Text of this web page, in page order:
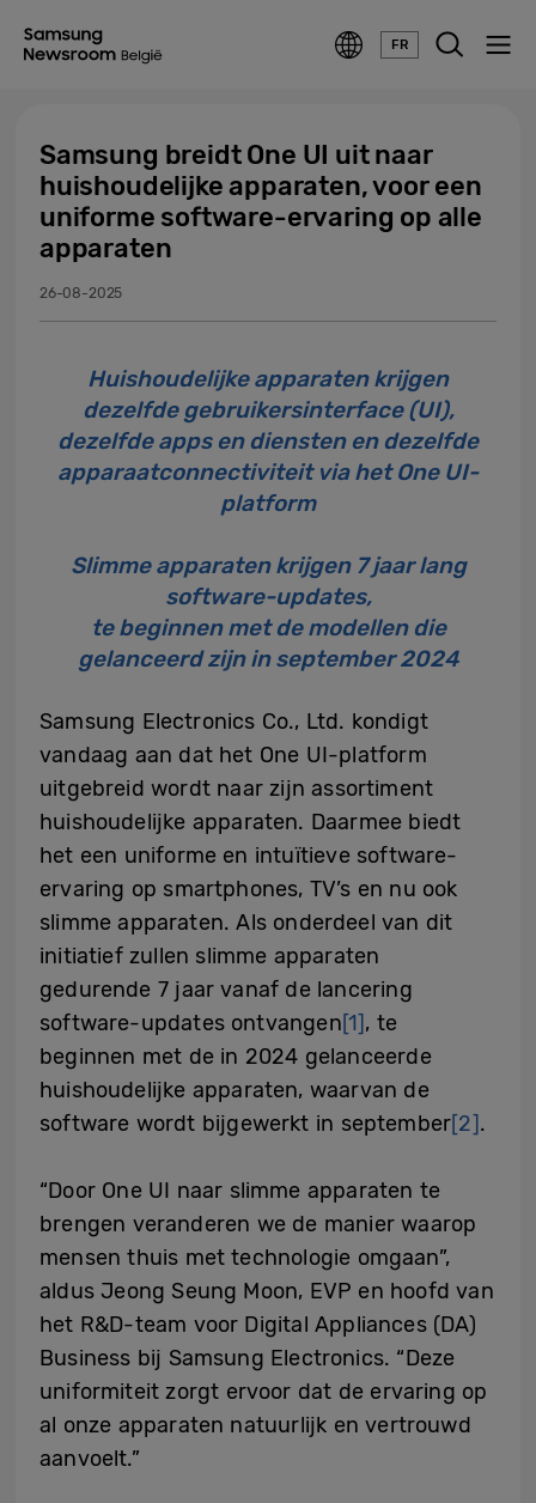
FR
Samsung breidt One UI uit naar
huishoudelijke apparaten, voor een
uniforme software-ervaring op alle
apparaten
26-08-2025
Huishoudelijke apparaten krijgen
dezelfde gebruikersinterface (UI),
dezelfde apps en diensten en dezelfde
apparaatconnectiviteit via het One UI-
platform
Slimme apparaten krijgen 7 jaar lang
software-updates,
te beginnen met de modellen die
gelanceerd zijn in september 2024
Samsung Electronics Co., Ltd. kondigt
vandaag aan dat het One UI-platform
uitgebreid wordt naar zijn assortiment
huishoudelijke apparaten. Daarmee biedt
het een uniforme en intuïtieve software-
ervaring op smartphones, TV’s en nu ook
slimme apparaten. Als onderdeel van dit
initiatief zullen slimme apparaten
gedurende 7 jaar vanaf de lancering
software-updates ontvangen[1], te
beginnen met de in 2024 gelanceerde
huishoudelijke apparaten, waarvan de
software wordt bijgewerkt in september[2].
“Door One UI naar slimme apparaten te
brengen veranderen we de manier waarop
mensen thuis met technologie omgaan”,
aldus Jeong Seung Moon, EVP en hoofd van
het R&D-team voor Digital Appliances (DA)
Business bij Samsung Electronics. “Deze
uniformiteit zorgt ervoor dat de ervaring op
al onze apparaten natuurlijk en vertrouwd
aanvoelt.”